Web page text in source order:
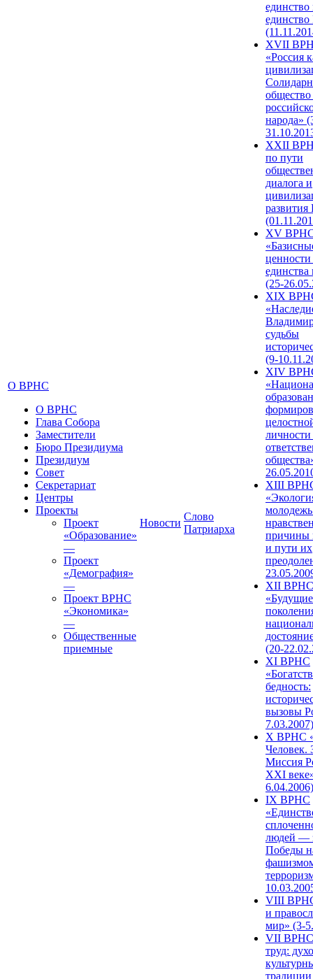
О ВРНС
О ВРНС
Глава Собора
Заместители
Бюро Президиума
Президиум
Совет
Секретариат
Центры
Проекты
Проект
«Образование»
—
Проект
«Демография»
—
Проект ВРНС
«Экономика»
—
Общественные
приемные
Новости
Слово
Патриарха
единство
единство
XVII
«Россия
народа»
XXII
по пути
диалога и
развития
XV
единства
(25-
XIX
судьбы
(9-
XIV
XIII
причины
и пути их
XII ВРНС
«Будущие
(20-
XI ВРНС
бедность:
вызовы
7.03.2007)
X ВРНС
Человек.
Миссия
XXI
6.04.2006)
IX ВРНС
людей —
Победы
VIII
и
мир» (3-
VII ВРНС
труд: